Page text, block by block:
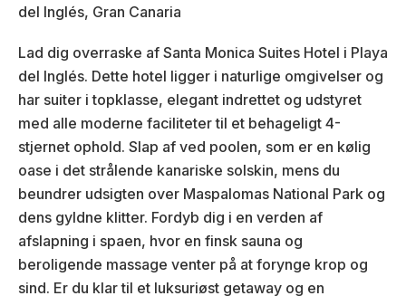
Lad dig overraske af Santa Monica Suites Hotel i Playa
del Inglés. Dette hotel ligger i naturlige omgivelser og
har suiter i topklasse, elegant indrettet og udstyret
med alle moderne faciliteter til et behageligt 4-
stjernet ophold. Slap af ved poolen, som er en kølig
oase i det strålende kanariske solskin, mens du
beundrer udsigten over Maspalomas National Park og
dens gyldne klitter. Fordyb dig i en verden af
afslapning i spaen, hvor en finsk sauna og
beroligende massage venter på at forynge krop og
sind. Er du klar til et luksuriøst getaway og en